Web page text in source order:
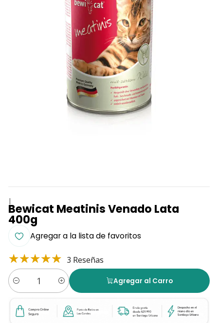
|
Bewicat Meatinis Venado Lata
400g
Agregar a la lista de favoritos
3 Reseñas
Cantidad
Agregar al Carro